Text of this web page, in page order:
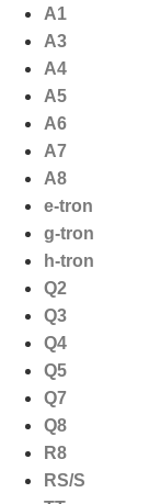
naar
inhoud
A1
A3
A4
A5
A6
A7
A8
e-tron
g-tron
h-tron
Q2
Q3
Q4
Q5
Q7
Q8
R8
RS/S